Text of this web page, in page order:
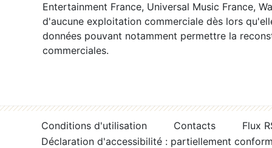
Entertainment France, Universal Music France,
d'aucune exploitation commerciale dès lors
données pouvant notamment permettre la
commerciales.
Conditions d'utilisation Contacts
Flux
Déclaration d'accessibilité : partiellement